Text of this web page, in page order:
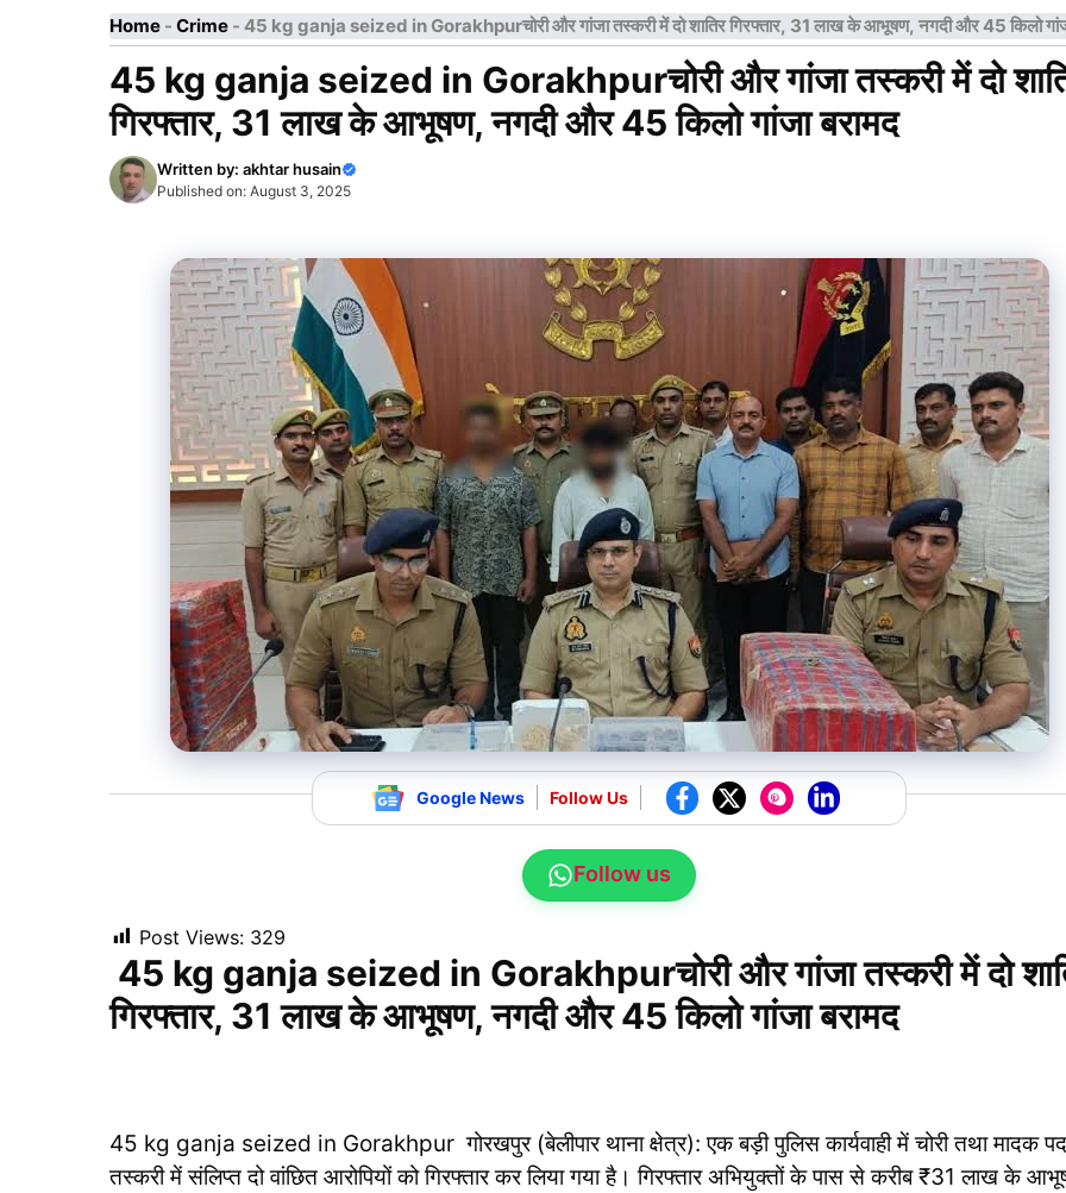
Home - Crime - 45 kg ganja seized in Gorakhpurचोरी और गांजा तस्करी में दो शातिर गिरफ्तार, 31 लाख के आभूषण, नगदी और 45 किलो
45 kg ganja seized in Gorakhpurचोरी और गांजा तस्करी में दो
गिरफ्तार, 31 लाख के आभूषण, नगदी और 45 किलो गांजा बरामद
Written by: akhtar husain
Published on: August 3, 2025
Google News Follow Us
Follow us
Post Views: 329
45 kg ganja seized in Gorakhpurचोरी और गांजा तस्करी में दो
गिरफ्तार, 31 लाख के आभूषण, नगदी और 45 किलो गांजा बरामद
45 kg ganja seized in Gorakhpur गोरखपुर (बेलीपार थाना क्षेत्र): एक बड़ी पुलिस कार्यवाही में चोरी तथा मादक
तस्करी में संलिप्त दो वांछित आरोपियों को गिरफ्तार कर लिया गया है। गिरफ्तार अभियुक्तों के पास से करीब ₹31 लाख के